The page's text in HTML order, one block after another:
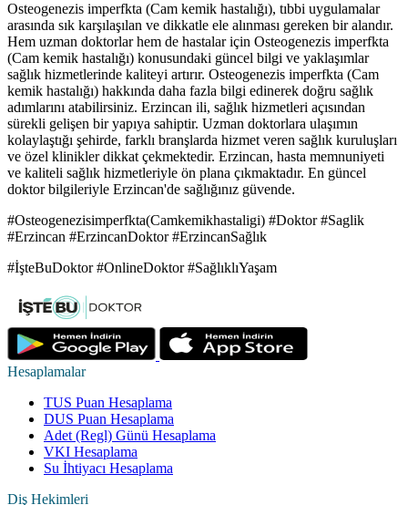
Osteogenezis imperfkta (Cam kemik hastalığı), tıbbi uygulamalar
arasında sık karşılaşılan ve dikkatle ele alınması gereken bir alandır.
Hem uzman doktorlar hem de hastalar için Osteogenezis imperfkta
(Cam kemik hastalığı) konusundaki güncel bilgi ve yaklaşımlar
sağlık hizmetlerinde kaliteyi artırır. Osteogenezis imperfkta (Cam
kemik hastalığı) hakkında daha fazla bilgi edinerek doğru sağlık
adımlarını atabilirsiniz. Erzincan ili, sağlık hizmetleri açısından
sürekli gelişen bir yapıya sahiptir. Uzman doktorlara ulaşımın
kolaylaştığı şehirde, farklı branşlarda hizmet veren sağlık kuruluşları
ve özel klinikler dikkat çekmektedir. Erzincan, hasta memnuniyeti
ve kaliteli sağlık hizmetleriyle ön plana çıkmaktadır. En güncel
doktor bilgileriyle Erzincan'de sağlığınız güvende.
#Osteogenezisimperfkta(Camkemikhastaligi) #Doktor #Saglik
#Erzincan #ErzincanDoktor #ErzincanSağlık
#İşteBuDoktor #OnlineDoktor #SağlıklıYaşam
Hesaplamalar
TUS Puan Hesaplama
DUS Puan Hesaplama
Adet (Regl) Günü Hesaplama
VKI Hesaplama
Su İhtiyacı Hesaplama
Diş Hekimleri